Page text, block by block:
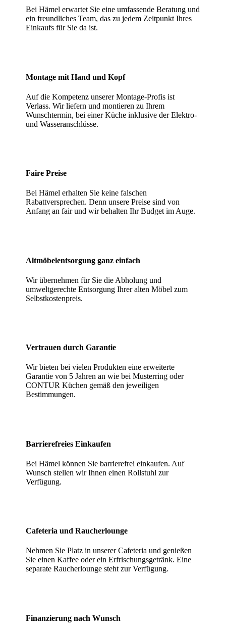
Bei Hämel erwartet Sie eine umfassende Beratung und
ein freundliches Team, das zu jedem Zeitpunkt Ihres
Einkaufs für Sie da ist.
Montage mit Hand und Kopf
Auf die Kompetenz unserer Montage-Profis ist
Verlass. Wir liefern und montieren zu Ihrem
Wunschtermin, bei einer Küche inklusive der Elektro-
und Wasseranschlüsse.
Faire Preise
Bei Hämel erhalten Sie keine falschen
Rabattversprechen. Denn unsere Preise sind von
Anfang an fair und wir behalten Ihr Budget im Auge.
Altmöbelentsorgung ganz einfach
Wir übernehmen für Sie die Abholung und
umweltgerechte Entsorgung Ihrer alten Möbel zum
Selbstkostenpreis.
Vertrauen durch Garantie
Wir bieten bei vielen Produkten eine erweiterte
Garantie von 5 Jahren an wie bei Musterring oder
CONTUR Küchen gemäß den jeweiligen
Bestimmungen.
Barrierefreies Einkaufen
Bei Hämel können Sie barrierefrei einkaufen. Auf
Wunsch stellen wir Ihnen einen Rollstuhl zur
Verfügung.
Cafeteria und Raucherlounge
Nehmen Sie Platz in unserer Cafeteria und genießen
Sie einen Kaffee oder ein Erfrischungsgetränk. Eine
separate Raucherlounge steht zur Verfügung.
Finanzierung nach Wunsch